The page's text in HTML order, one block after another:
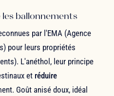
les ballonnements
par l'EMA (Agence
pour leurs propriétés
L'anéthol, leur principe
et réduire
Goût anisé doux, idéal